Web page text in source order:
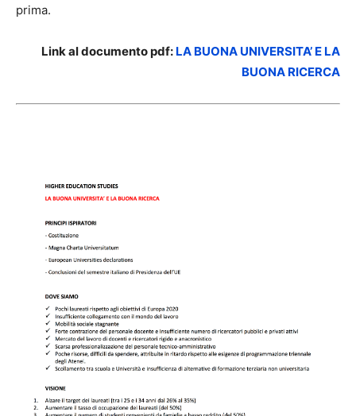
prima.
Link al documento pdf: LA BUONA UNIVERSITA’ E LA
BUONA RICERCA